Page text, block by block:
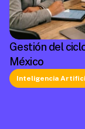
Gestión del
México
Inteligencia